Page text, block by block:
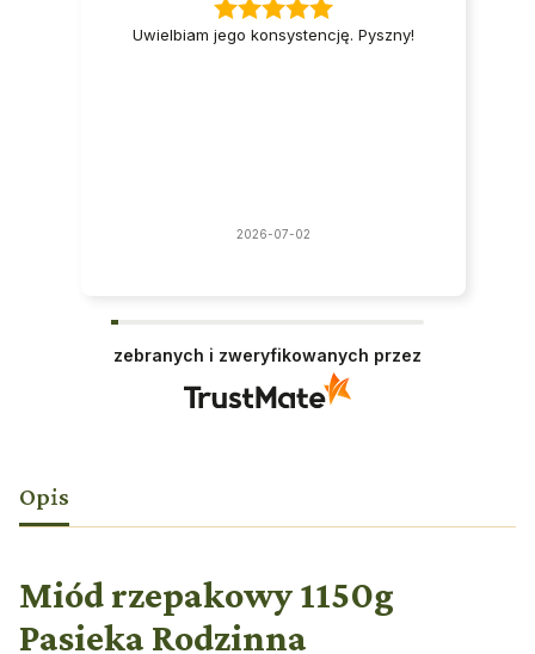
Uwielbiam jego konsystencję. Pyszny!
2026-07-02
zebranych i zweryfikowanych przez
Opis
Miód rzepakowy 1150g
Pasieka Rodzinna